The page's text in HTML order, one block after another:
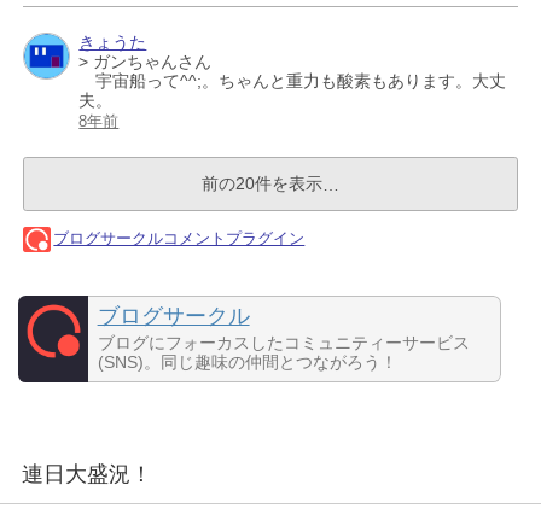
ブログサークル
ブログにフォーカスしたコミュニティーサービス
(SNS)。同じ趣味の仲間とつながろう！
連日大盛況！